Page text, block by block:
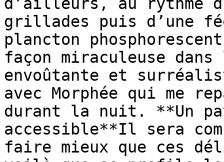
grillades puis d’une
plancton
façon miraculeuse dans
envoûtante et
avec Morphée qui me
durant la nuit. **Un
accessible**Il sera
faire mieux que ces